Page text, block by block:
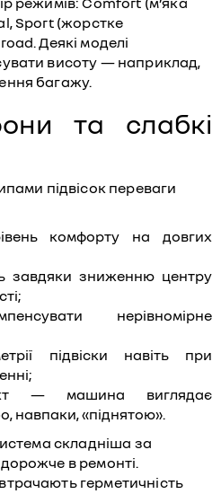
Sport (жорстке
Деякі моделі
висоту — наприклад,
багажу.
та слабкі
підвісок переваги
комфорту на довгих
завдяки зниженню центру
нерівномірне
підвіски навіть при
— машина виглядає
навпаки, «піднятою».
складніша за
в ремонті.
герметичність